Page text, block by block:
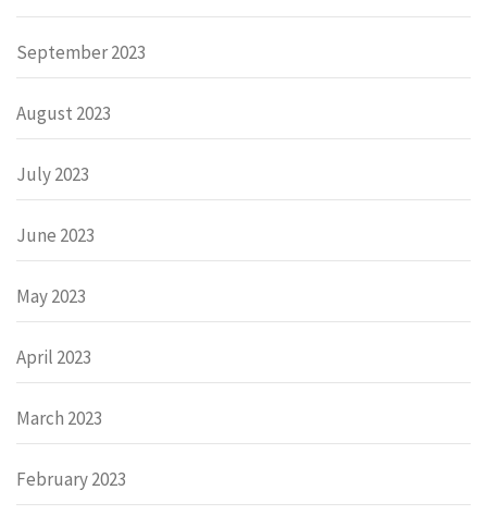
September 2023
August 2023
July 2023
June 2023
May 2023
April 2023
March 2023
February 2023